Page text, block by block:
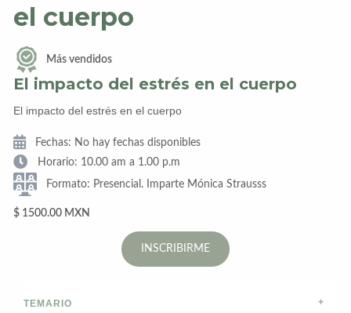
el cuerpo
Más vendidos
El impacto del estrés en el cuerpo
El impacto del estrés en el cuerpo
Fechas: No hay fechas disponibles
Horario: 10.00 am a 1.00 p.m
Formato: Presencial. Imparte Mónica Strausss
$ 1500.00 MXN
INSCRIBIRME
TEMARIO